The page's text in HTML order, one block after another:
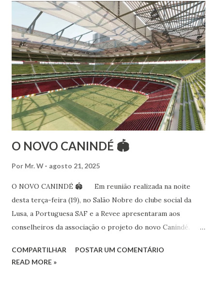
Esteve na Índia aprofundando seus estudos neste estilo
além de partir para pesquisa e vivência das danças
folclóricas do Rajastão (Kalbelia, Banjara, Ghoomar, Chair).
Bailarina profissional e professora de dança. Dedica-se há
15 anos ao estudo e pesquisa de danças étnicas, em especial
às danças ciganas, árabes e indianas. Iniciou seus estudos de
dança aos 4 anos de idade (em 1982) no balé clássico,
passando por diversas atividades co...
O NOVO CANINDÉ 🏟
Por Mr. W agosto 21, 2025
O NOVO CANINDÉ 🏟 Em reunião realizada na noite
desta terça-feira (19), no Salão Nobre do clube social da
Lusa, a Portuguesa SAF e a Revee apresentaram aos
conselheiros da associação o projeto do novo Canindé.
complexo, que englobará clube social, edifício garagem
COMPARTILHAR
POSTAR UM COMENTÁRIO
READ MORE »